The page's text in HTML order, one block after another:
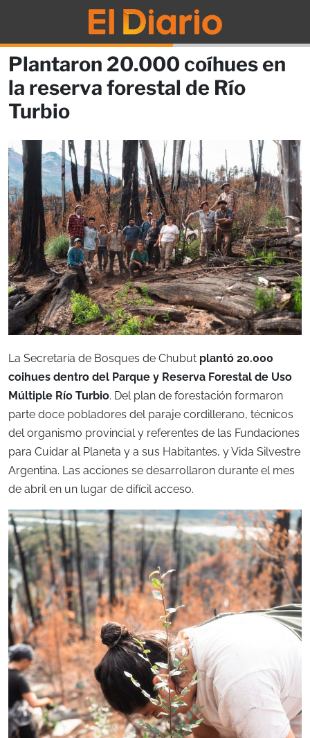
Plantaron 20.000 coíhues en
la reserva forestal de Río
Turbio
La Secretaría de Bosques de Chubut plantó 20.000
coihues dentro del Parque y Reserva Forestal de Uso
Múltiple Río Turbio. Del plan de forestación formaron
parte doce pobladores del paraje cordillerano, técnicos
del organismo provincial y referentes de las Fundaciones
para Cuidar al Planeta y a sus Habitantes, y Vida Silvestre
Argentina. Las acciones se desarrollaron durante el mes
de abril en un lugar de difícil acceso.